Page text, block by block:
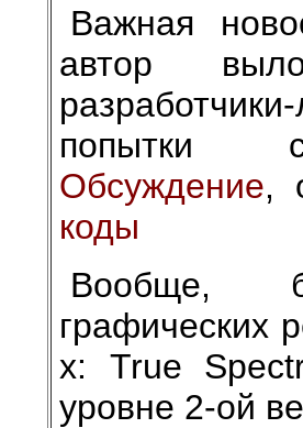
Важная
автор
попытки
Обсуждение,
коды
Вообще,
графических
х: True
уровне 2-ой